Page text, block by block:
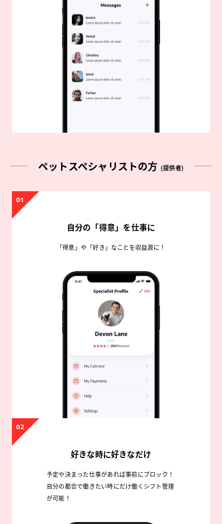
ペットスペシャリストの方 (提供者)
01
自分の「得意」を仕事に
「得意」や「好き」なことを収益源に！
02
好きな時に好きなだけ
予定や決まった仕事があれば事前にブロック！
自分の都合で働きたい時にだけ働くシフト管理
が可能！